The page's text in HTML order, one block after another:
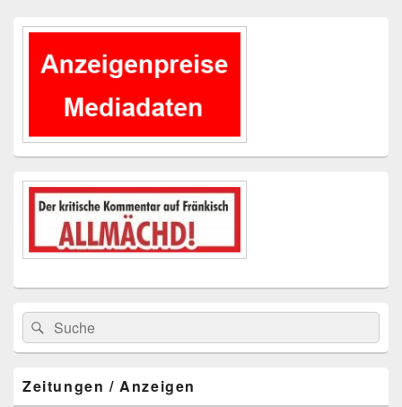
Primärer
Widgetbereich
Suchen
nach:
Suchen
Zeitungen / Anzeigen